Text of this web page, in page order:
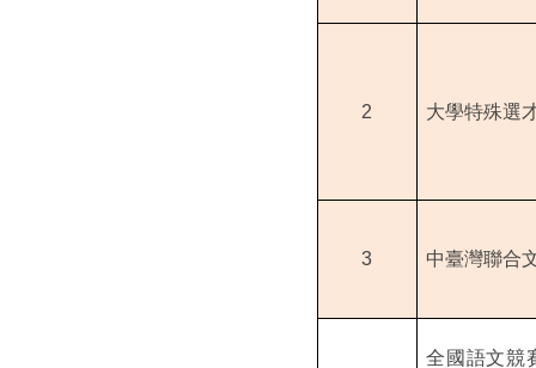
2 大學特殊選
3 中臺灣聯合
全國語文競